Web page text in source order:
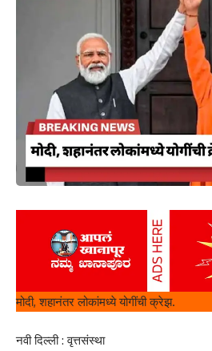
मोदी, शहानंतर लोकांमध्ये योगींची क्रेझ.
नवी दिल्ली : वृत्तसंस्था